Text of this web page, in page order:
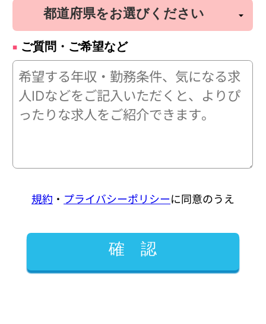
ご質問・ご希望など
規約 ・ プライバシーポリシーに同意のうえ